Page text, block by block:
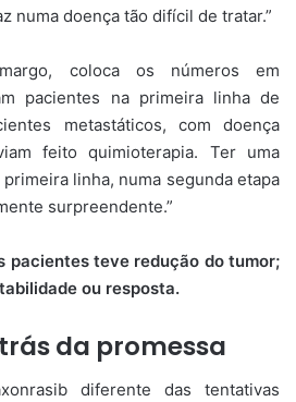
numa doença tão difícil de tratar.”
coloca os números em
pacientes na primeira linha de
metastáticos, com doença
feito quimioterapia. Ter uma
linha, numa segunda etapa
surpreendente.”
pacientes teve redução do tumor;
ou resposta.
da promessa
diferente das tentativas